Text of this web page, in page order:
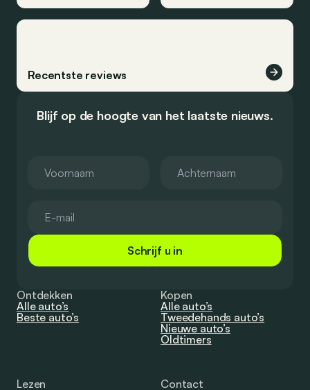
Recentste reviews
Blijf op de hoogte van het laatste nieuws.
Schrijf u in
Ontdekken
Alle auto’s
Beste auto’s
Kopen
Alle auto’s
Tweedehands auto’s
Nieuwe auto’s
Oldtimers
Lezen
Contact